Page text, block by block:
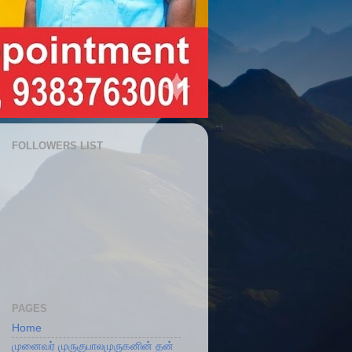
FOLLOWERS LIST
PAGES
Home
முனைவர் முருகுபாலமுருகனின் தன்